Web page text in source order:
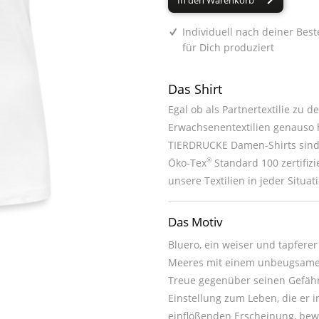
Individuell nach deiner
für Dich produziert
Das Shirt
Egal ob als Partnertextilie zu
Erwachsenentextilien
TIERDRUCKE Damen-Shirts
Öko-Tex® Standard 100
unsere Textilien in jeder
Das Motiv
Bluero, ein weiser und
Meeres mit einem
Treue gegenüber seinen
Einstellung zum Leben, die er
einflößenden Erscheinung,